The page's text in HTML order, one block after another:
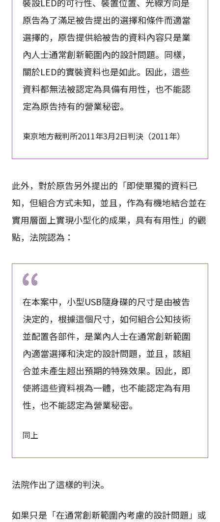
裝設LED的可行性、裝置位置、光線方向是
原告為了滿足被告提出的選擇和條件而適當
選擇的，原告提供給被告的資料內容只是業
內人士通常創新範圍內的設計問題。同樣，
關於LED的實裝資料也是如此。因此，這些
資料都無法被認定為具備有用性，也不能認
定為原告持有的營業秘密。
東京地方裁判所2011年3月2日判決（2011年）
此外，對於原告另外提出的「即使單獨的資料已
知，但組合方式未知，並且，作為有機地結合並在
實用層面上實現小型化的成果，具有有用性」的觀
點，法院認為：
在本案中，小型USB隨身碟的尺寸是由被告
決定的，根據這個尺寸，如何組合公知技術
並配置各部件，是業內人士在通常創新範圍
內適當選擇和決定的設計問題，並且，該組
合並未產生超出預期的特殊效果。因此，即
使將這些資料視為一體，也不能認定為有用
性，也不能認定為營業秘密。
同上
法院作出了這樣的判決。
如果只是「在通常創新範圍內考慮的設計問題」或